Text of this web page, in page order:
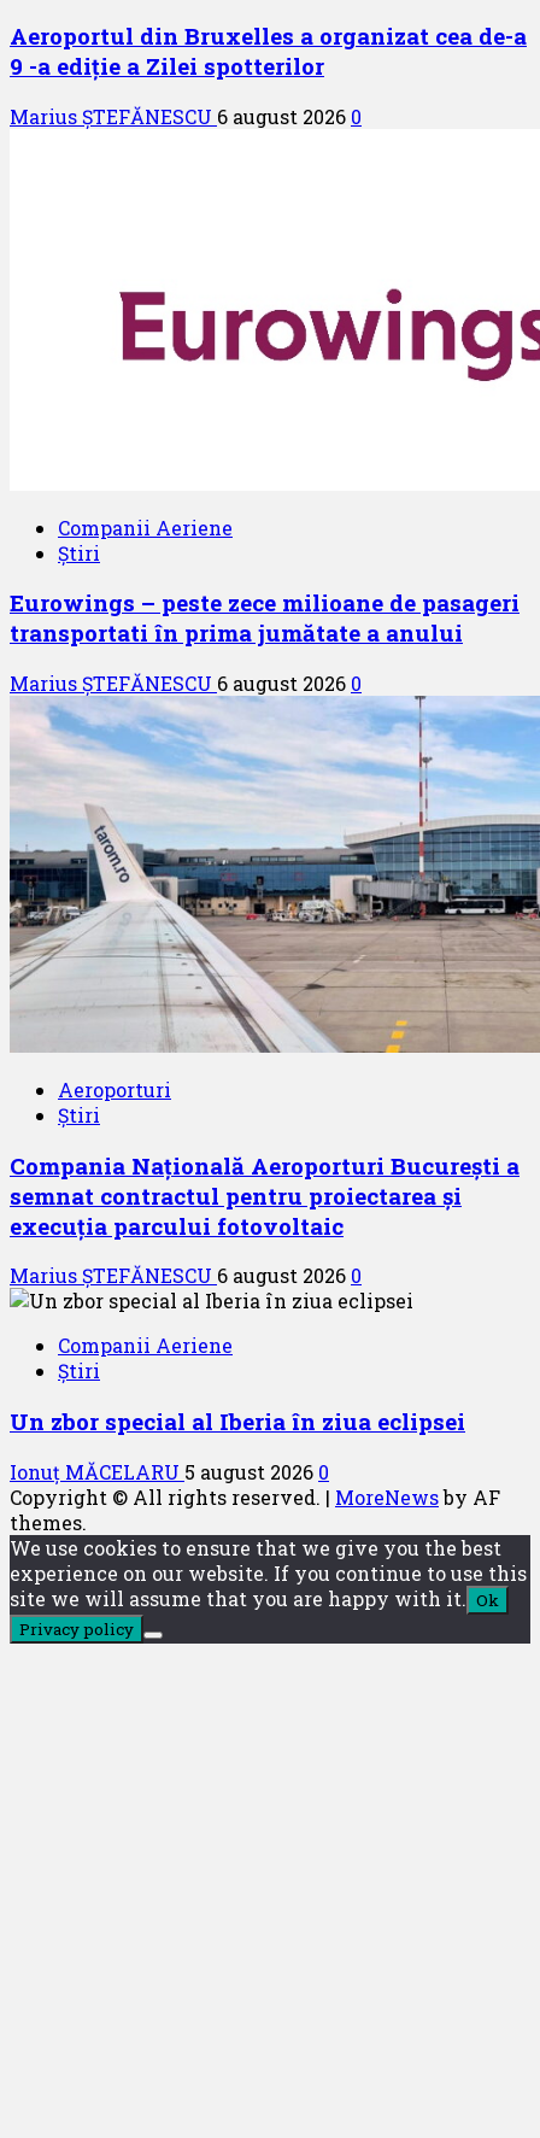
Aeroportul din Bruxelles a organizat cea de-a
9 -a ediție a Zilei spotterilor
Marius ȘTEFĂNESCU 6 august 2026 0
Companii Aeriene
Știri
Eurowings – peste zece milioane de pasageri
transportati în prima jumătate a anului
Marius ȘTEFĂNESCU 6 august 2026 0
Aeroporturi
Știri
Compania Națională Aeroporturi București a
semnat contractul pentru proiectarea și
execuția parcului fotovoltaic
Marius ȘTEFĂNESCU 6 august 2026 0
Companii Aeriene
Știri
Un zbor special al Iberia în ziua eclipsei
Ionuț MĂCELARU 5 august 2026 0
Copyright © All rights reserved. | MoreNewsby AF
themes.
We use cookies to ensure that we give you the best
experience on our website. If you continue to use this
site we will assume that you are happy with it. Ok
Privacy policy